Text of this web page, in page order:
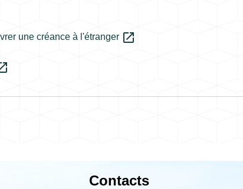
une créance à l'étranger open_in_new
Contacts